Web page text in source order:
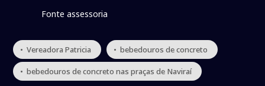
Fonte assessoria
• Vereadora Patricia • bebedouros de concreto
• bebedouros de concreto nas praças de Naviraí